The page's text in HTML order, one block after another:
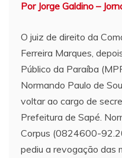
Por Jorge Galdino –
O juiz de direito da
Ferreira Marques,
Público da Paraíba
Normando Paulo de
voltar ao cargo de
Prefeitura de Sapé.
Corpus (0824600-
pediu a revogação das